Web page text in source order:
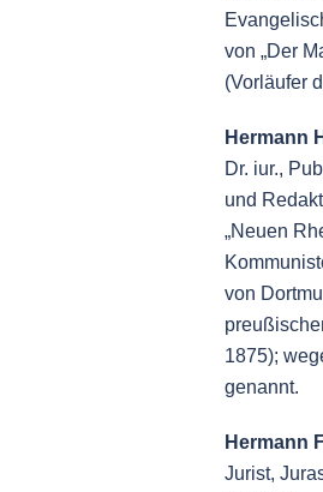
von „Der
(Vorläufer
Hermann
Dr. iur.,
und
„Neuen
von
1875);
genannt.
Hermann
Jurist,